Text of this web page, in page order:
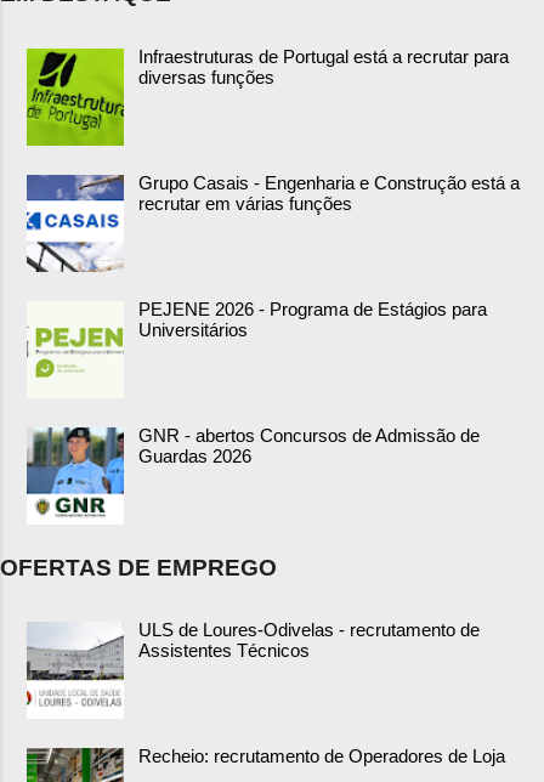
Infraestruturas de Portugal está a recrutar para
diversas funções
Grupo Casais - Engenharia e Construção está a
recrutar em várias funções
PEJENE 2026 - Programa de Estágios para
Universitários
GNR - abertos Concursos de Admissão de
Guardas 2026
OFERTAS DE EMPREGO
ULS de Loures-Odivelas - recrutamento de
Assistentes Técnicos
Recheio: recrutamento de Operadores de Loja